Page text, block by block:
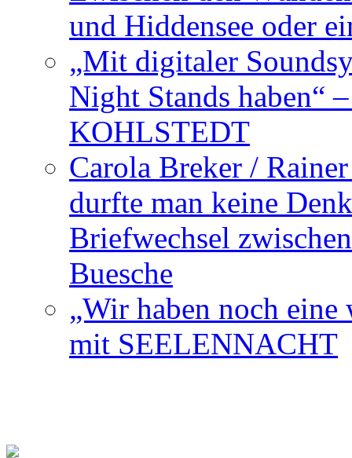
und Hiddensee oder
„Mit digitaler
Night Stands haben“
KOHLSTEDT
Carola Breker /
durfte man keine
Briefwechsel
Buesche
„Wir haben noch
mit SEELENNACHT